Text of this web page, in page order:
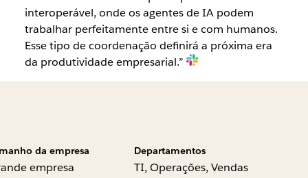
interoperável, onde os agentes de IA podem
trabalhar perfeitamente entre si e com humanos.
Esse tipo de coordenação definirá a próxima era
da produtividade empresarial.”
da empresa
empresa
Departamentos
TI, Operações, Vendas